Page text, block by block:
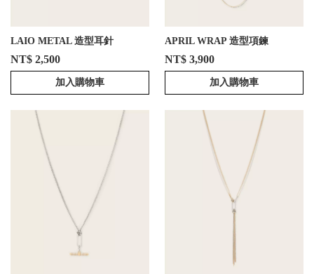
LAIO METAL 造型耳針
NT$ 2,500
加入購物車
APRIL WRAP 造型項鍊
NT$ 3,900
加入購物車